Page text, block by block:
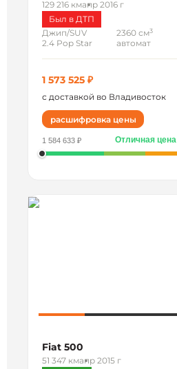
129 216 кмапр 2016 г
Был в ДТП
Джип/SUV
2.4 Pop Star
2360 см3
автомат
1 573 525 ₽
с доставкой во Владивосток
расшифровка цены
1 584 633 ₽ Отличная цена
Fiat 500
51 347 кмапр 2015 г